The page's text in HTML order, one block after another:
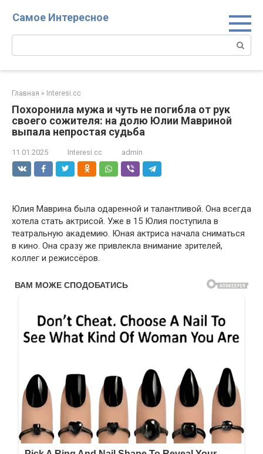
Самое Интересное
Поиск:
Главная » Interesi.cc
Похоронила мужа и чуть не погибла от рук
своего сожителя: на долю Юлии Мавриной
выпала непростая судьба
11.01.2025 Interesi.cc admin
Юлия Маврина была одаренной и талантливой. Она всегда
хотела стать актрисой. Уже в 15 Юлия поступила в
театральную академию. Юная актриса начала сниматься
в кино. Она сразу же привлекла внимание зрителей,
коллег и режиссёров.